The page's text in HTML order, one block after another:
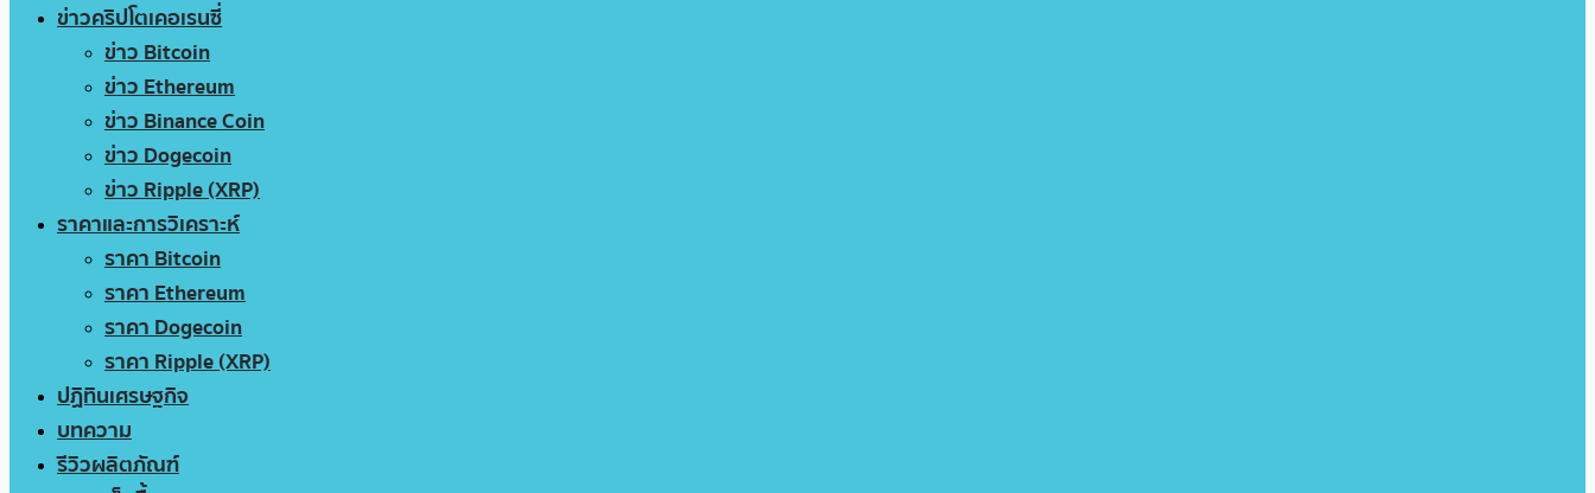
ข่าวคริปโตเคอเรนซี่
ข่าว Bitcoin
ข่าว Ethereum
ข่าว Binance Coin
ข่าว Dogecoin
ข่าว Ripple (XRP)
ราคาและการวิเคราะห์
ราคา Bitcoin
ราคา Ethereum
ราคา Dogecoin
ราคา Ripple (XRP)
ปฏิทินเศรษฐกิจ
บทความ
รีวิวผลิตภัณฑ์